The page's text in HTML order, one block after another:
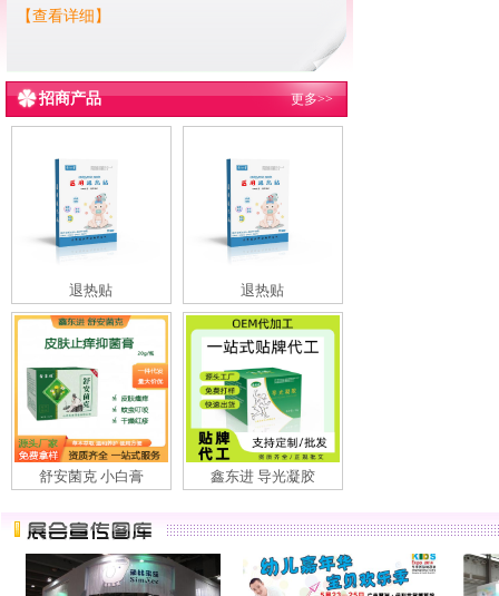
【查看详细】
招商产品 更多>>
退热贴 退热贴
舒安菌克 小白膏 鑫东进 导光凝胶